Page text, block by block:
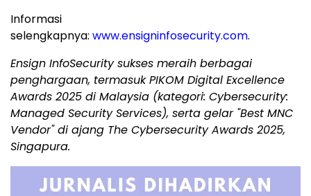
Informasi
selengkapnya: www.ensigninfosecurity.com.
Ensign InfoSecurity sukses meraih berbagai
penghargaan, termasuk PIKOM Digital Excellence
Awards 2025 di Malaysia (kategori: Cybersecurity:
Managed Security Services), serta gelar "Best MNC
Vendor" di ajang The Cybersecurity Awards 2025,
Singapura.